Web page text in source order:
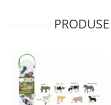
Carti pentru copii 5 ani
Carti pentru copii 8 ani
Carti de colorat
Carticele interactive
Cadouri copii